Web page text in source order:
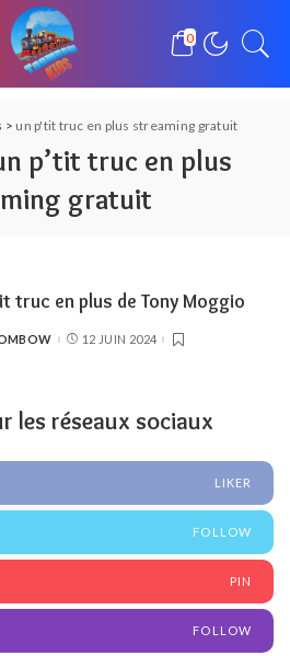
0
> un p'tit truc en plus streaming gratuit
p’tit truc en plus
gratuit
truc en plus de Tony Moggio
12 JUIN 2024
les réseaux sociaux
LIKER
FOLLOW
PIN
FOLLOW